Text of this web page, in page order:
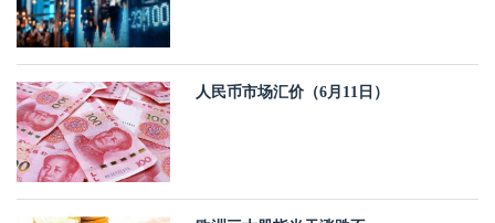
人民币市场汇价（6月11日）